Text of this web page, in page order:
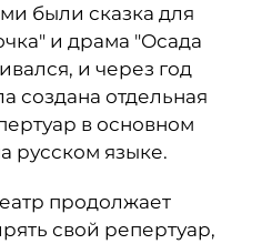
были сказка для
и драма "Осада
и через год
создана отдельная
в основном
русском языке.
продолжает
свой репертуар,